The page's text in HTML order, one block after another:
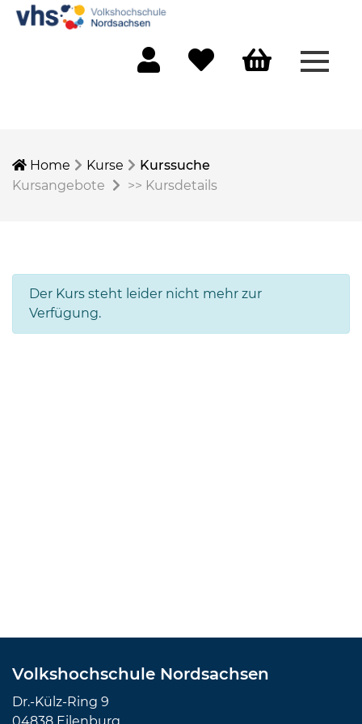
Home Kurse
Kurssuche
Kursangebote
>> Kursdetails
Der Kurs steht leider nicht mehr zur
Verfügung.
Volkshochschule Nordsachsen
Dr.-Külz-Ring 9